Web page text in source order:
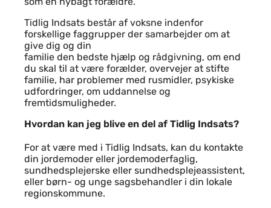
Tidlig Indsats består af voksne indenfor
forskellige faggrupper der samarbejder om at
give dig og din
familie den bedste hjælp og rådgivning, om end
du skal til at være forælder, overvejer at stifte
familie, har problemer med rusmidler, psykiske
udfordringer, om uddannelse og
fremtidsmuligheder.
Hvordan kan jeg blive en del af Tidlig Indsats?
For at være med i Tidlig Indsats, kan du kontakte
din jordemoder eller jordemoderfaglig,
sundhedsplejerske eller sundhedsplejeassistent,
eller børn- og unge sagsbehandler i din lokale
regionskommune.